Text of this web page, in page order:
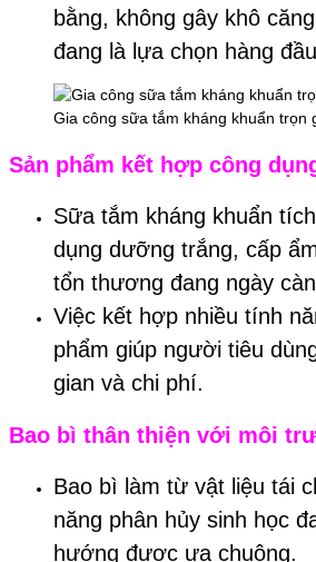
bằng, không gây khô
đang là lựa chọn hàng
Gia công sữa tắm kháng khuẩn trọn
Sản phẩm kết hợp công
Sữa tắm kháng khuẩn
dụng dưỡng trắng, cấp
tổn thương đang ngày
Việc kết hợp nhiều tính
phẩm giúp người tiêu
gian và chi phí.
Bao bì thân thiện với môi
Bao bì làm từ vật liệu tái
năng phân hủy sinh học
hướng được ưa chuộng.